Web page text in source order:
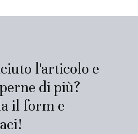
l'articolo e
di più?
il form e